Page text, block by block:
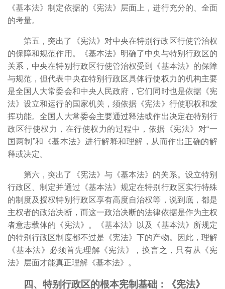
《基本法》制定依据的《宪法》层面上，进行充分的、全面
的考量。
第五，突出了《宪法》对中央在特别行政区行使管治权
的保障和规范作用。《基本法》明确了中央与特别行政区的
关系，中央在特别行政区行使管治权受到《基本法》的保障
与规范，但代表中央在特别行政区具体行使权力的机构主要
是全国人大常委会和中央人民政府，它们同时也是依据《宪
法》设立和运行的国家机关，须依据《宪法》行使职权和发
挥功能。全国人大常委会主要通过释法或作出决定在特别行
政区行使权力，在行使权力的过程中，依据《宪法》对“一
国两制”和《基本法》进行解释和理解，从而作出正确的解
释或决定。
第六，突出了《宪法》与《基本法》的关系。设立特别
行政区、制定并通过《基本法》规定在特别行政区实行特殊
的制度及授权特别行政区享有高度自治权等，说到底，都是
主权者的政治决断，而这一政治决断的法律依据是作为主权
者意志载体的《宪法》。《基本法》以及《基本法》所规定
的特别行政区制度都不过是《宪法》下的产物。因此，理解
《基本法》必须首先理解《宪法》，换言之，只有从《宪
法》层面才能真正理解《基本法》。
四、特别行政区的根本宪制基础：《宪法》